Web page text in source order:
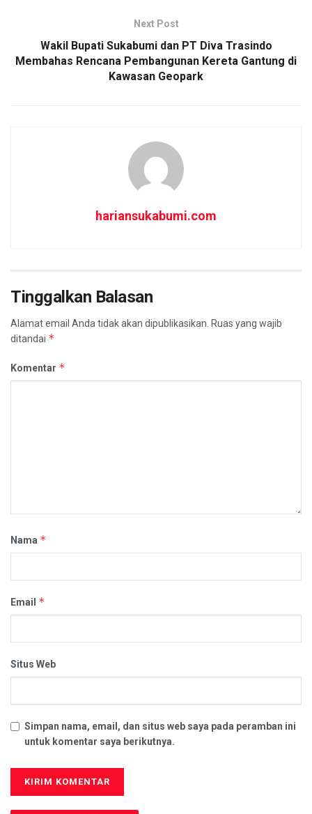
Next Post
Wakil Bupati Sukabumi dan PT Diva Trasindo
Membahas Rencana Pembangunan Kereta Gantung di
Kawasan Geopark
hariansukabumi.com
Tinggalkan Balasan
Alamat email Anda tidak akan dipublikasikan. Ruas yang wajib
ditandai *
Komentar *
Nama *
Email *
Situs Web
Simpan nama, email, dan situs web saya pada peramban ini
untuk komentar saya berikutnya.